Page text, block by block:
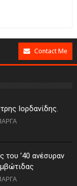
Contact Me
Ιορδανίδης.
του ’40 ανέσυραν